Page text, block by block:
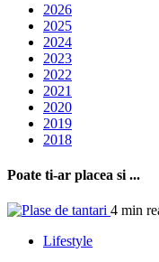
2026
2025
2024
2023
2022
2021
2020
2019
2018
Poate ti-ar placea si ...
4 min
Lifestyle